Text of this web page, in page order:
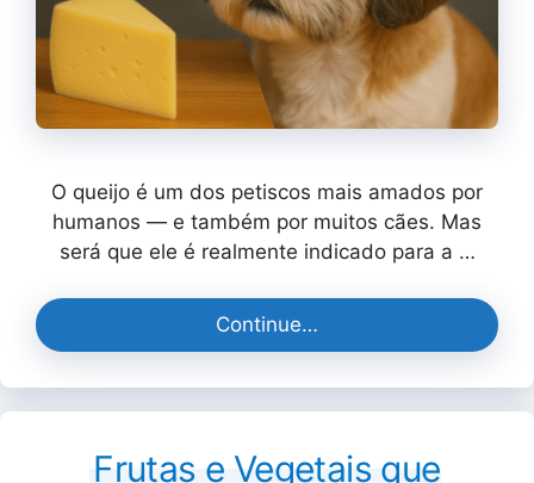
O queijo é um dos petiscos mais amados por
humanos — e também por muitos cães. Mas
será que ele é realmente indicado para a …
Continue…
Frutas e Vegetais que